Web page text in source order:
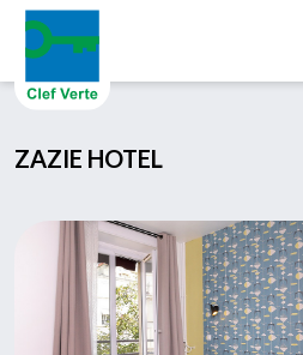
ZAZIE HOTEL